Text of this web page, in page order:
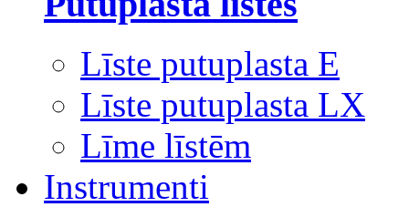
Līste putuplasta E
Līste putuplasta LX
Līme līstēm
Instrumenti